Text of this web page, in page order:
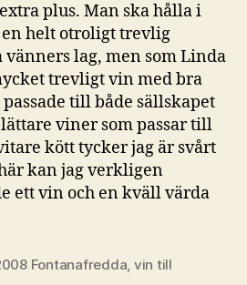
plus. Man ska hålla i
helt otroligt trevlig
lag, men som Linda
trevligt vin med bra
till både sällskapet
viner som passar till
kött tycker jag är svårt
kan jag verkligen
ett vin och en kväll värda
Fontanafredda, vin till